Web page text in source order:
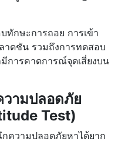
ทักษะการถอย การเข้า
าดชัน รวมถึงการทดสอบ
มีการคาดการณ์จุดเสี่ยงบน
ามปลอดภัย
Test)
ความปลอดภัยหาได้ยาก